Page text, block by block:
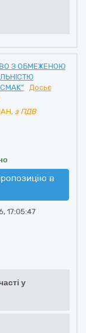
З ОБМЕЖЕНОЮ
Досьє
з ПДВ
в
17:05:47
у